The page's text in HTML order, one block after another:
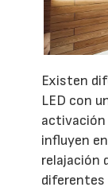
Existen
LED con
activación
influyen
relajación
diferentes